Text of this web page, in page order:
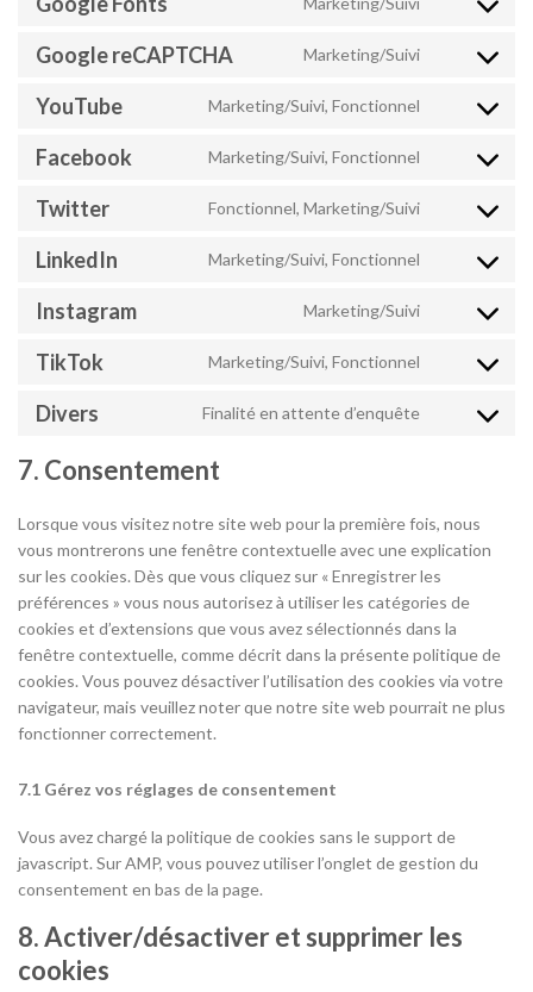
service
Consent
service
Google reCAPTCHA Marketing/Suivi
Consent
service
recaptcha
YouTube Marketing/Suivi, Fonctionnel
Consent
service
Facebook Marketing/Suivi, Fonctionnel
Consent
service
Twitter Fonctionnel, Marketing/Suivi
Consent
service
LinkedIn Marketing/Suivi, Fonctionnel
Consent
service
Instagram Marketing/Suivi
Consent
service
TikTok Marketing/Suivi, Fonctionnel
Consent
service
Divers Finalité en attente d’enquête
Consent
7. Consentement
Lorsque vous visitez notre site web pour la première fois, nous
vous montrerons une fenêtre contextuelle avec une explication
sur les cookies. Dès que vous cliquez sur « Enregistrer les
préférences » vous nous autorisez à utiliser les catégories de
cookies et d’extensions que vous avez sélectionnés dans la
fenêtre contextuelle, comme décrit dans la présente politique de
cookies. Vous pouvez désactiver l’utilisation des cookies via votre
navigateur, mais veuillez noter que notre site web pourrait ne plus
fonctionner correctement.
7.1 Gérez vos réglages de consentement
Vous avez chargé la politique de cookies sans le support de
javascript. Sur AMP, vous pouvez utiliser l’onglet de gestion du
consentement en bas de la page.
8. Activer/désactiver et supprimer les
cookies